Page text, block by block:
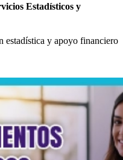
Estadísticos y
estadística y apoyo financiero